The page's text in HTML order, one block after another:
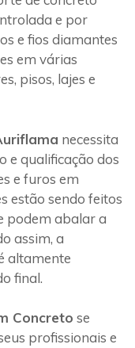
e por
e fios diamantes
em várias
pisos, lajes e
necessita
e qualificação dos
e furos em
estão sendo feitos
podem abalar a
assim, a
altamente
final.
Concreto se
profissionais e